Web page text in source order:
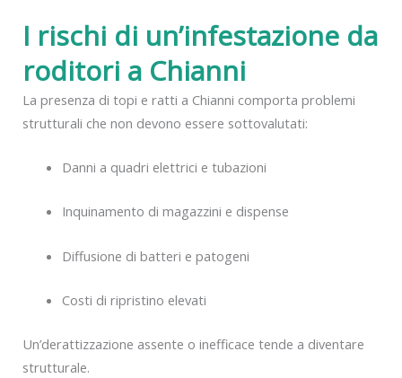
I rischi di un’infestazione da
roditori a Chianni
La presenza di topi e ratti a Chianni comporta problemi
strutturali che non devono essere sottovalutati:
Danni a quadri elettrici e tubazioni
Inquinamento di magazzini e dispense
Diffusione di batteri e patogeni
Costi di ripristino elevati
Un’derattizzazione assente o inefficace tende a diventare
strutturale.